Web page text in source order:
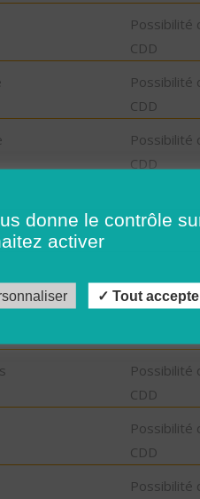
Possibilité
CDD
Possibilité
CDD
Possibilité
CDD
CDD
CDD
Possibilité
Possibilité
CDD
Possibilité
CDD
Possibilité
donne le contrôle
activer
Tout